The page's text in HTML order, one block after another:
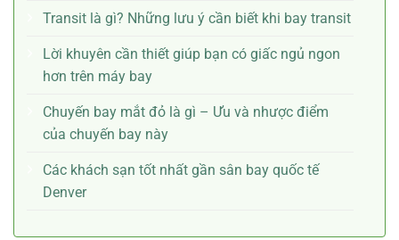
Transit là gì? Những lưu ý cần biết khi bay transit
Lời khuyên cần thiết giúp bạn có giấc ngủ ngon
hơn trên máy bay
Chuyến bay mắt đỏ là gì – Ưu và nhược điểm
của chuyến bay này
Các khách sạn tốt nhất gần sân bay quốc tế
Denver